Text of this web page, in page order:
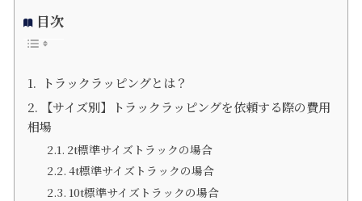
目次
トラックラッピングとは？
【サイズ別】トラックラッピングを依頼する際の費用
相場
2t標準サイズトラックの場合
4t標準サイズトラックの場合
10t標準サイズトラックの場合